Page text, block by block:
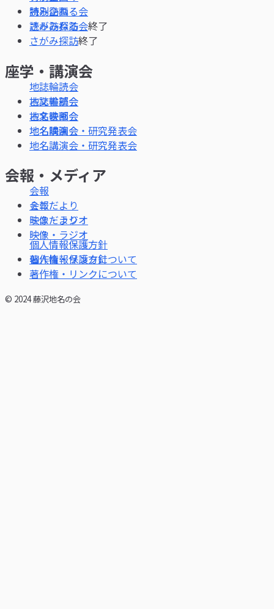
特別企画
読み訪ねる会終了
さがみ探訪終了
座学・講演会
地誌輪読会
古文書部会
地名映画会
地名講演会・研究発表会
会報・メディア
会報
ミニだより
映像・ラジオ
個人情報保護方針
著作権・リンクについて
© 2024 藤沢地名の会